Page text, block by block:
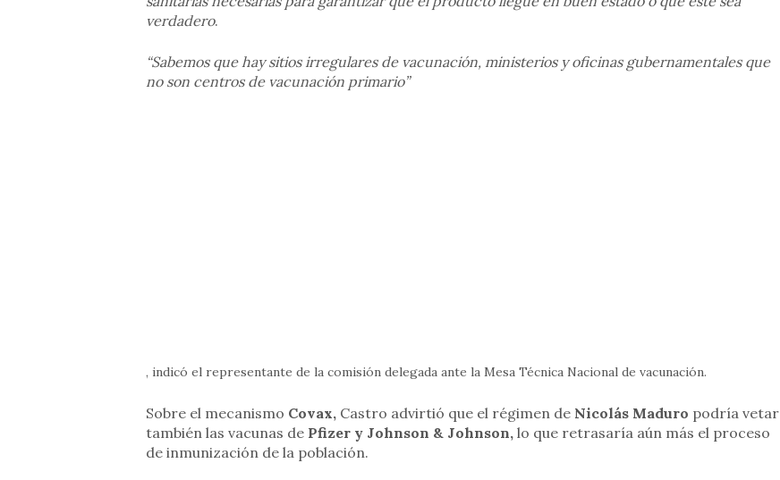
verdadero.
“Sabemos que hay sitios irregulares de vacunación, ministerios y oficinas gubernamentales que
no son centros de vacunación primario”
, indicó el representante de la comisión delegada ante la Mesa Técnica Nacional de vacunación.
Sobre el mecanismo Covax,Castro advirtió que el régimen de Nicolás Maduro podría vetar
también las vacunas de Pfizer y Johnson & Johnson,lo que retrasaría aún más el proceso
de inmunización de la población.